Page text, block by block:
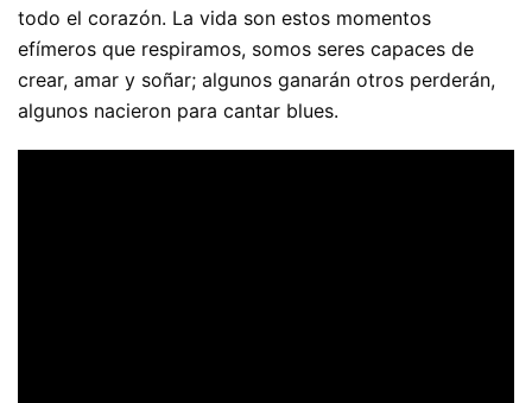
todo el corazón. La vida son estos momentos
efímeros que respiramos, somos seres capaces de
crear, amar y soñar; algunos ganarán otros perderán,
algunos nacieron para cantar blues.